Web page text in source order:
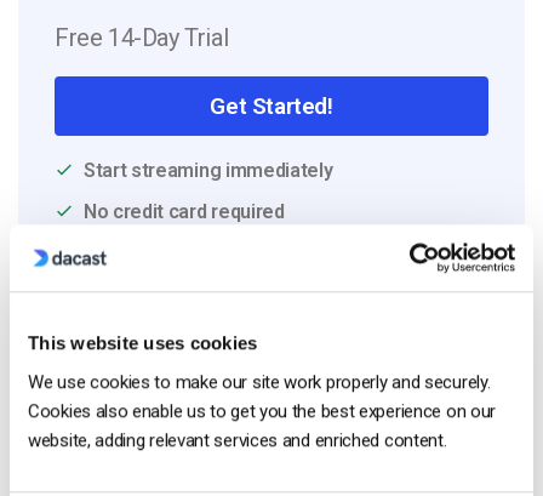
This website uses cookies
We use cookies to make our site work properly and securely.
Cookies also enable us to get you the best experience on our
website, adding relevant services and enriched content.
Free 14-Day Trial
Get Started!
Start streaming immediately
No credit card required
10 GB of bandwidth
Read Next